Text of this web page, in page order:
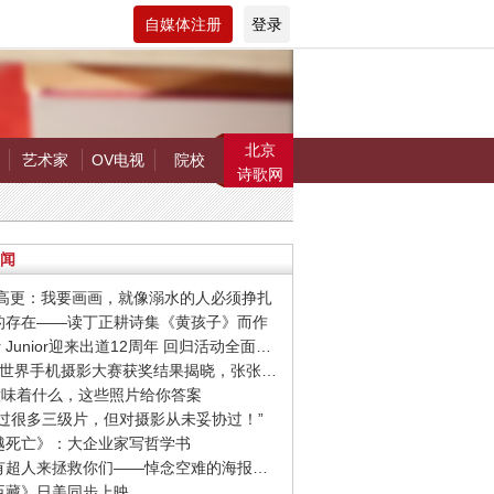
自媒体注册 登录
艺术家 OV电视 院校
北京
诗歌网
更：我要画画，就像溺水的人必须挣扎
存在——读丁正耕诗集《黄孩子》而作
· Super Junior迎来出道12周年 回归活动全面启动
· 第9届世界手机摄影大赛获奖结果揭晓，张张惊艳你的视觉！
味着什么，这些照片给你答案
很多三级片，但对摄影从未妥协过！”
死亡》：大企业家写哲学书